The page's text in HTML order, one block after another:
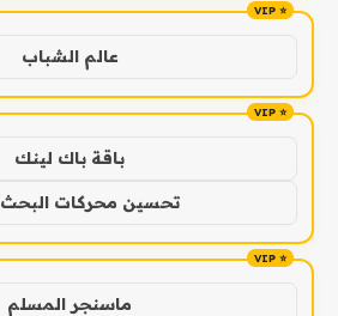
عالم الشباب
باقة باك لينك
تحسين محركات البحث SEO
ماسنجر المسلم